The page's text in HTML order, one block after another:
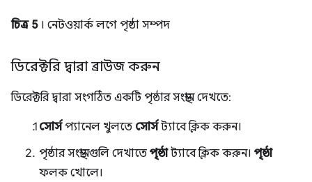
চিত্র 5। নেটওয়ার্ক লগে পৃষ্ঠা সম্পদ
ডিরেক্টরি দ্বারা ব্রাউজ করুন
ডিরেক্টরি দ্বারা সংগঠিত একটি পৃষ্ঠার সংস্থান দেখতে:
সোর্সপ্যানেল খুলতে সোর্সট্যাবে ক্লিক করুন।
পৃষ্ঠার সংস্থানগুলি দেখাতে পৃষ্ঠাট্যাবে ক্লিক করুন। পৃষ্ঠা
ফলক খোলে।